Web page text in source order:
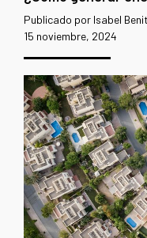
Publicado por Isabel
15 noviembre, 2024